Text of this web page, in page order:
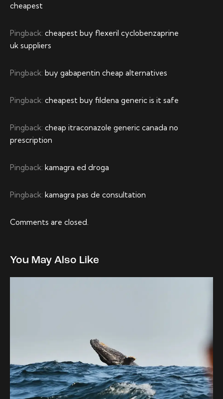
cheapest
Pingback: cheapest buy flexeril cyclobenzaprine
uk suppliers
Pingback: buy gabapentin cheap alternatives
Pingback: cheapest buy fildena generic is it safe
Pingback: cheap itraconazole generic canada no
prescription
Pingback: kamagra ed droga
Pingback: kamagra pas de consultation
Comments are closed.
You May Also Like